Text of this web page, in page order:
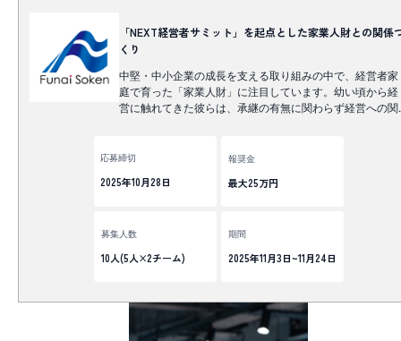
「NEXT経営者サミット」を起点とした家業人財との関係
くり
中堅・中小企業の成長を支える取り組みの中で、経営者家
庭で育った「家業人財」に注目しています。幼い頃から経
営に触れてきた彼らは、承継の有無に関わらず経営への関
っていく場づくりを進めています。本B-Labでは、その接
し、その後の関係性をどう育んでいくかを、学生ならでは
応募締切
2025年10月28日
報奨金
最大25万円
募集人数
10人(5人×2チーム)
期間
2025年11月3日~11月24日